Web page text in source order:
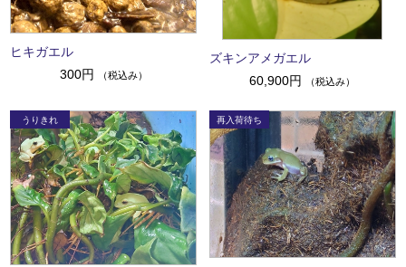
ヒキガエル
300円
（税込み）
ズキンアメガエル
60,900円
（税込み）